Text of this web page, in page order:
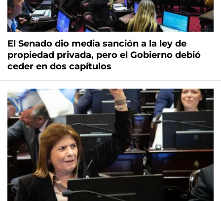
El Senado dio media sanción a la ley de
propiedad privada, pero el Gobierno debió
ceder en dos capítulos